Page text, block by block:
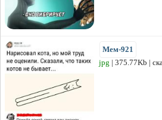
Мем-921
jpg | 375.77Kb |